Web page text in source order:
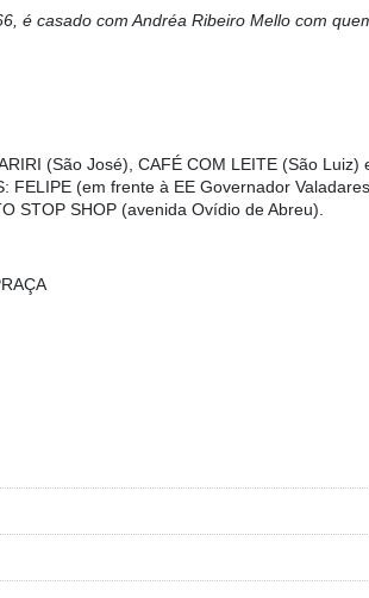
é casado com Andréa Ribeiro Mello com
(São José), CAFÉ COM LEITE (São Luiz)
FELIPE (em frente à EE Governador
STOP SHOP (avenida Ovídio de Abreu).